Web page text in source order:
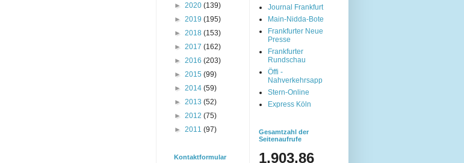
► 2020 (139)
► 2019 (195)
► 2018 (153)
► 2017 (162)
► 2016 (203)
► 2015 (99)
► 2014 (59)
► 2013 (52)
► 2012 (75)
► 2011 (97)
Kontaktformular
Journal Frankfurt
Main-Nidda-Bote
Frankfurter Neue
Presse
Frankfurter
Rundschau
Öffi -
Nahverkehrsapp
Stern-Online
Express Köln
Gesamtzahl der
Seitenaufrufe
1,903,86